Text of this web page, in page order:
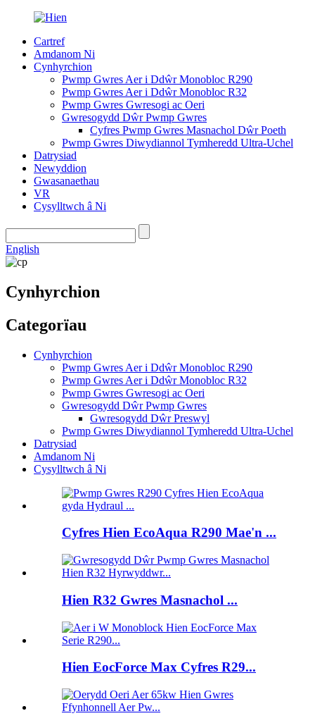
Cartref
Amdanom Ni
Cynhyrchion
Pwmp Gwres Aer i Ddŵr Monobloc R290
Pwmp Gwres Aer i Ddŵr Monobloc R32
Pwmp Gwres Gwresogi ac Oeri
Gwresogydd Dŵr Pwmp Gwres
Cyfres Pwmp Gwres Masnachol Dŵr Poeth
Pwmp Gwres Diwydiannol Tymheredd Ultra-Uchel
Datrysiad
Newyddion
Gwasanaethau
VR
Cysylltwch â Ni
English
Cynhyrchion
Categorïau
Cynhyrchion
Pwmp Gwres Aer i Ddŵr Monobloc R290
Pwmp Gwres Aer i Ddŵr Monobloc R32
Pwmp Gwres Gwresogi ac Oeri
Gwresogydd Dŵr Pwmp Gwres
Gwresogydd Dŵr Preswyl
Pwmp Gwres Diwydiannol Tymheredd Ultra-Uchel
Datrysiad
Amdanom Ni
Cysylltwch â Ni
Cyfres Hien EcoAqua R290 Mae'n ...
Hien R32 Gwres Masnachol ...
Hien EocForce Max Cyfres R29...